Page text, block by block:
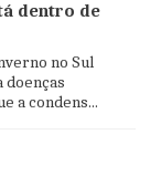
dentro de
no Sul
doenças
a condens...